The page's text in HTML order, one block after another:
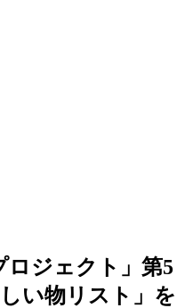
ロジェクト」第5
い物リスト」を